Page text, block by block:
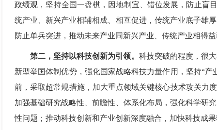
政绩观，坚持全国一盘棋，因地制宜、错位发展，防止盲
统产业、新兴产业相辅相成、相互促进，传统产业底子雄
防止单兵突进，推动未来产业同新兴产业、传统产业相得
第二，坚持以科技创新为引领。 科技突破的程度，很
新型举国体制优势，强化国家战略科技力量作用，坚持“
前，采取超常规措施，加大重点领域关键核心技术攻关力
加强基础研究战略性、前瞻性、体系化布局，强化科学研
性问题；推动科技创新和产业创新深度融合，加快科技成